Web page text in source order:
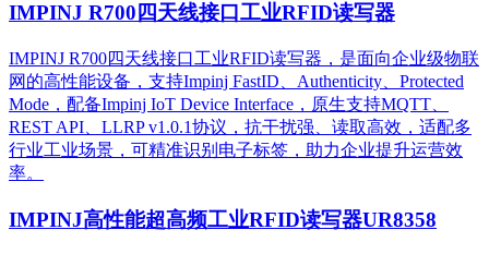
IMPINJ R700四天线接口工业RFID读写器
IMPINJ R700四天线接口工业RFID读写器，是面向企业级物联
网的高性能设备，支持Impinj FastID、Authenticity、Protected
Mode，配备Impinj IoT Device Interface，原生支持MQTT、
REST API、LLRP v1.0.1协议，抗干扰强、读取高效，适配多
行业工业场景，可精准识别电子标签，助力企业提升运营效
率。
IMPINJ高性能超高频工业RFID读写器UR8358